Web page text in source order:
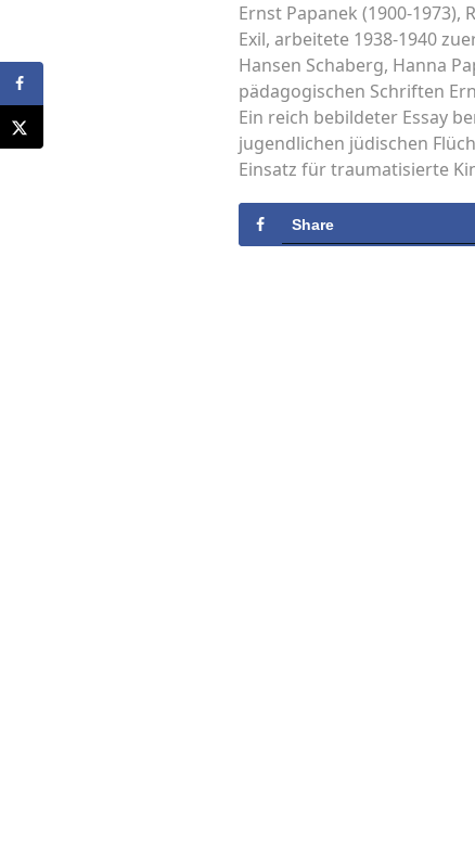
Ernst Papanek (1900-
Exil, arbeitete 1938-1940
Hansen Schaberg, Hanna
pädagogischen Schriften
Ein reich bebildeter Essay
jugendlichen jüdischen
Einsatz für traumatisierte
Share